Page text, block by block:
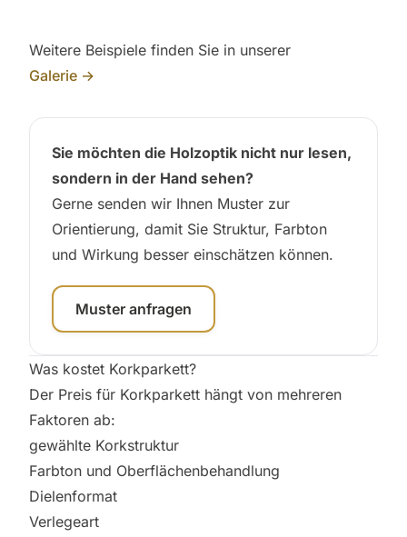
Weitere Beispiele finden Sie in unserer
Galerie →
Sie möchten die Holzoptik nicht nur lesen,
sondern in der Hand sehen?
Gerne senden wir Ihnen Muster zur
Orientierung, damit Sie Struktur, Farbton
und Wirkung besser einschätzen können.
Muster anfragen
Was kostet Korkparkett?
Der Preis für Korkparkett hängt von mehreren
Faktoren ab:
gewählte Korkstruktur
Farbton und Oberflächenbehandlung
Dielenformat
Verlegeart